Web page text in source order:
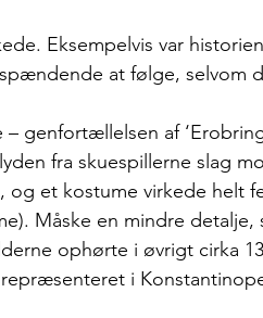
Eksempelvis var
at følge, selvom
genfortællelsen af
fra skuespillerne slag
og et kostume virkede helt
Måske en mindre
ophørte i øvrigt cirka
i